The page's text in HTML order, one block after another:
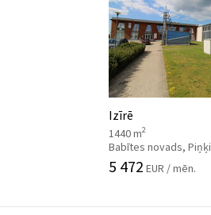
Izīrē
1440 m2
Babītes novads, Piņķi
5 472 EUR / mēn.